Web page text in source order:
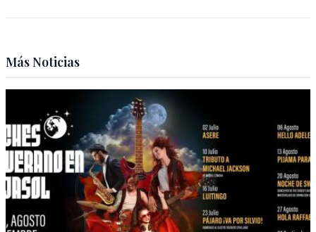
Más Noticias